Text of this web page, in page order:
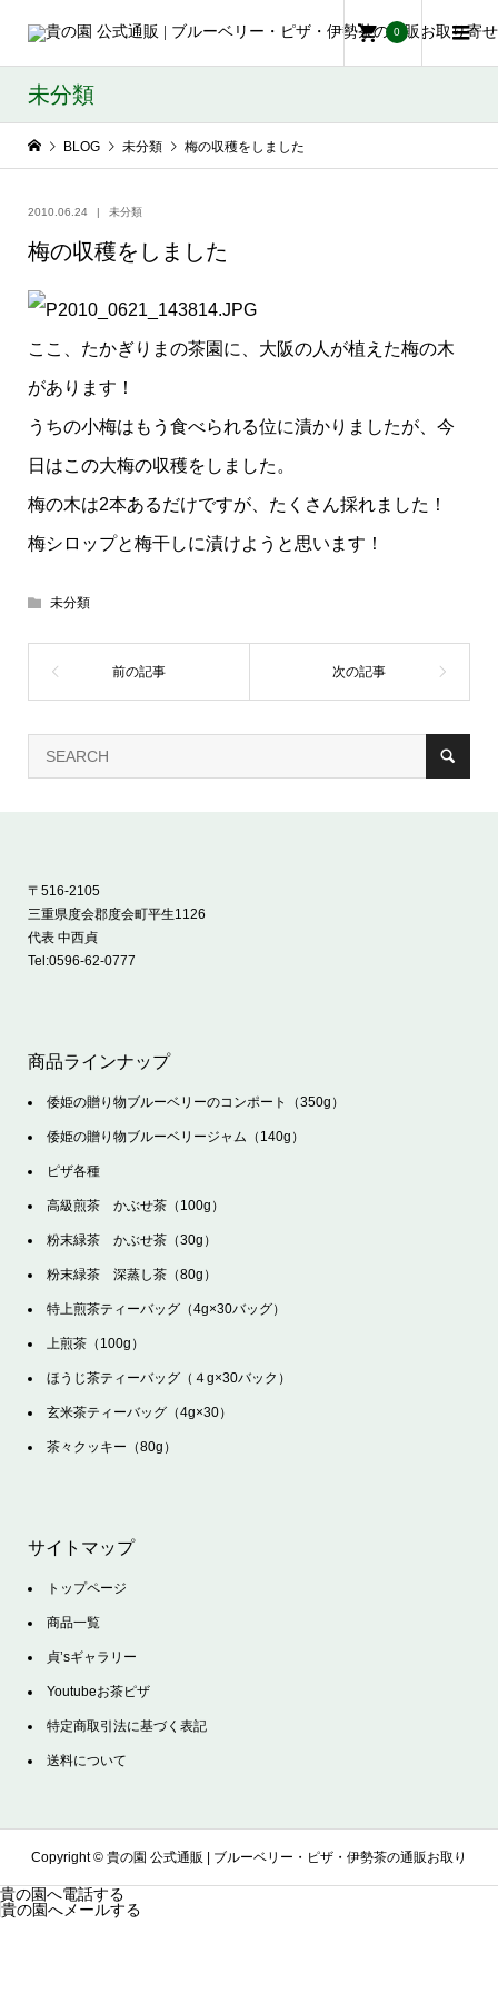
0
未分類
BLOG 未分類 梅の収穫をしました
2010.06.24 未分類
梅の収穫をしました
ここ、たかぎりまの茶園に、大阪の人が植えた梅の木
があります！
うちの小梅はもう食べられる位に漬かりましたが、今
日はこの大梅の収穫をしました。
梅の木は2本あるだけですが、たくさん採れました！
梅シロップと梅干しに漬けようと思います！
未分類
〒516-2105
三重県度会郡度会町平生1126
代表 中西貞
Tel:0596-62-0777
商品ラインナップ
倭姫の贈り物ブルーベリーのコンポート（350g）
倭姫の贈り物ブルーベリージャム（140g）
ピザ各種
高級煎茶 かぶせ茶（100g）
粉末緑茶 かぶせ茶（30g）
粉末緑茶 深蒸し茶（80g）
特上煎茶ティーバッグ（4g×30バッグ）
上煎茶（100g）
ほうじ茶ティーバッグ（４g×30バック）
玄米茶ティーバッグ（4g×30）
茶々クッキー（80g）
サイトマップ
トップページ
商品一覧
貞’sギャラリー
Youtubeお茶ピザ
特定商取引法に基づく表記
送料について
Copyright © 貴の園 公式通販 | ブルーベリー・ピザ・伊勢茶の通販お取り
貴の園へ電話する
貴の園へメールする